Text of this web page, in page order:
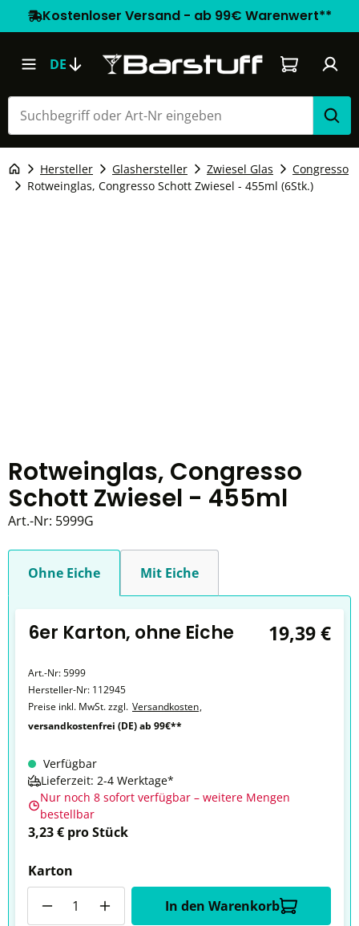
Kostenloser Versand - ab 99€ Warenwert**
DE Warenkorb
Hersteller Glashersteller Zwiesel Glas
Congresso
Rotweinglas, Congresso Schott Zwiesel - 455ml (6Stk.)
Rotweinglas, Congresso
Schott Zwiesel - 455ml
Art.-Nr: 5999G
Ohne Eiche Mit Eiche
6er Karton, ohne Eiche 19,39 €
Art.-Nr:5999
Hersteller-Nr: 112945
Preise inkl. MwSt. zzgl. Versandkosten,
versandkostenfrei (DE) ab 99€**
Verfügbar
Lieferzeit: 2-4 Werktage*
Nur noch 8 sofort verfügbar – weitere Mengen
bestellbar
3,23 € pro Stück
Karton
In den Warenkorb